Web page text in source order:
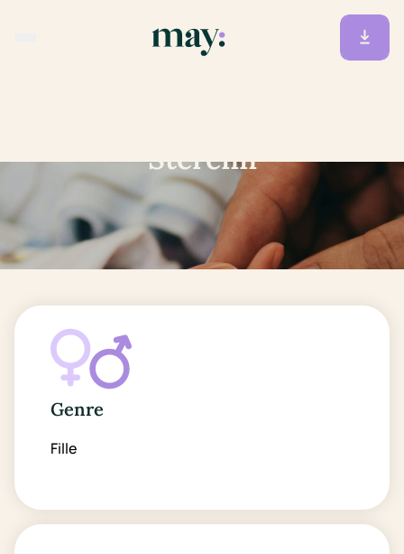
Sterenn
Genre
Fille